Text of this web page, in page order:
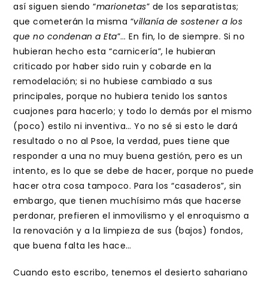
así siguen siendo “marionetas” de los separatistas;
que cometerán la misma “villanía de sostener a los
que no condenan a Eta”… En fin, lo de siempre. Si no
hubieran hecho esta “carnicería”, le hubieran
criticado por haber sido ruin y cobarde en la
remodelación; si no hubiese cambiado a sus
principales, porque no hubiera tenido los santos
cuajones para hacerlo; y todo lo demás por el mismo
(poco) estilo ni inventiva… Yo no sé si esto le dará
resultado o no al Psoe, la verdad, pues tiene que
responder a una no muy buena gestión, pero es un
intento, es lo que se debe de hacer, porque no puede
hacer otra cosa tampoco. Para los “casaderos”, sin
embargo, que tienen muchísimo más que hacerse
perdonar, prefieren el inmovilismo y el enroquismo a
la renovación y a la limpieza de sus (bajos) fondos,
que buena falta les hace…
Cuando esto escribo, tenemos el desierto sahariano